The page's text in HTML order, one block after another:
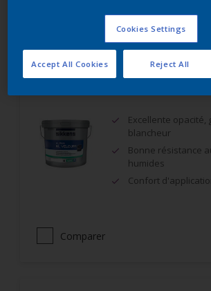
Excellente opacité,
blancheur
Bonne résistance
humides
Confort
Comparer
Cookies Settings
Reject All
Accept All Cookies